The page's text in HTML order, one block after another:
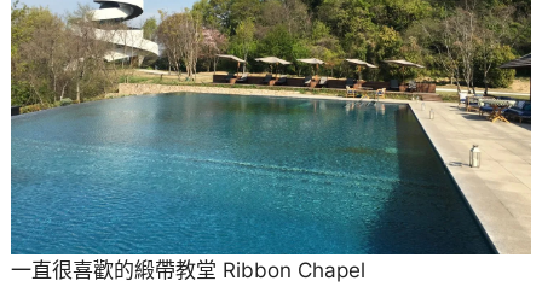
一直很喜歡的緞帶教堂 Ribbon Chapel